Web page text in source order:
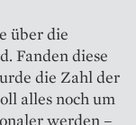
über die
Fanden diese
die Zahl der
alles noch um
werden –